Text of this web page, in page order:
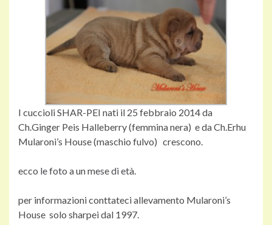
I cuccioli SHAR-PEI nati il 25 febbraio 2014 da
Ch.Ginger Peis Halleberry (femmina nera) e da Ch.Erhu
Mularoni’s House (maschio fulvo) crescono.
ecco le foto a un mese di età.
per informazioni conttateci allevamento Mularoni’s
House solo sharpei dal 1997.